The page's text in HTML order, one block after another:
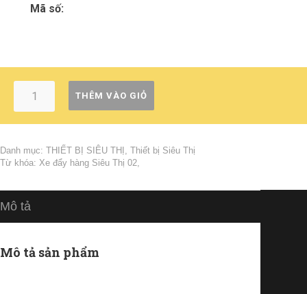
Mã số:
THÊM VÀO GIỎ
Danh mục: THIẾT BỊ SIÊU THỊ , Thiết bị Siêu Thị
Từ khóa: Xe đẩy hàng Siêu Thị 02,
Mô tả
Mô tả sản phẩm